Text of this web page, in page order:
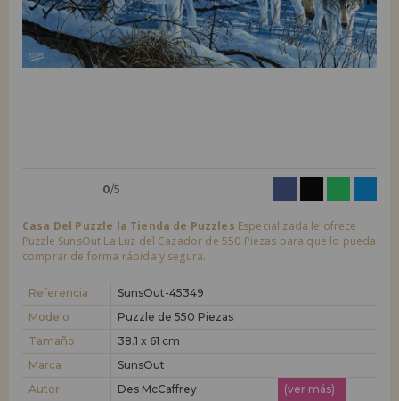
LIQUIDACIONES
Quiero registrarme como
nuevo cliente
nuevo distribuidor
¿Eres Profesional o Empresa?. ¿Quieres vender en tu negocio
condiciones de ventas con descuentos especiales para la distribución.
¡Adelante! Te estábamos esperando.
0/5
Casa Del Puzzle la Tienda de Puzzles Especializada le ofrece
Puzzle SunsOut La Luz del Cazador de 550 Piezas para que lo pueda
comprar de forma rápida y segura.
Referencia
SunsOut-45349
Modelo
Puzzle de 550 Piezas
Tamaño
38.1 x 61 cm
Marca
SunsOut
Autor
Des McCaffrey
(ver más)